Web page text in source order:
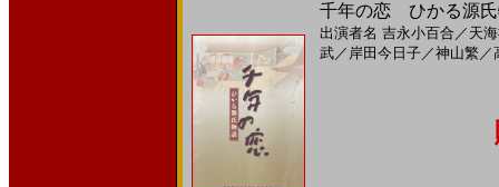
千年の恋 ひかる源氏
出演者名 吉永小百合 ／ 天
武／ 岸田今日子／神山繁 ／